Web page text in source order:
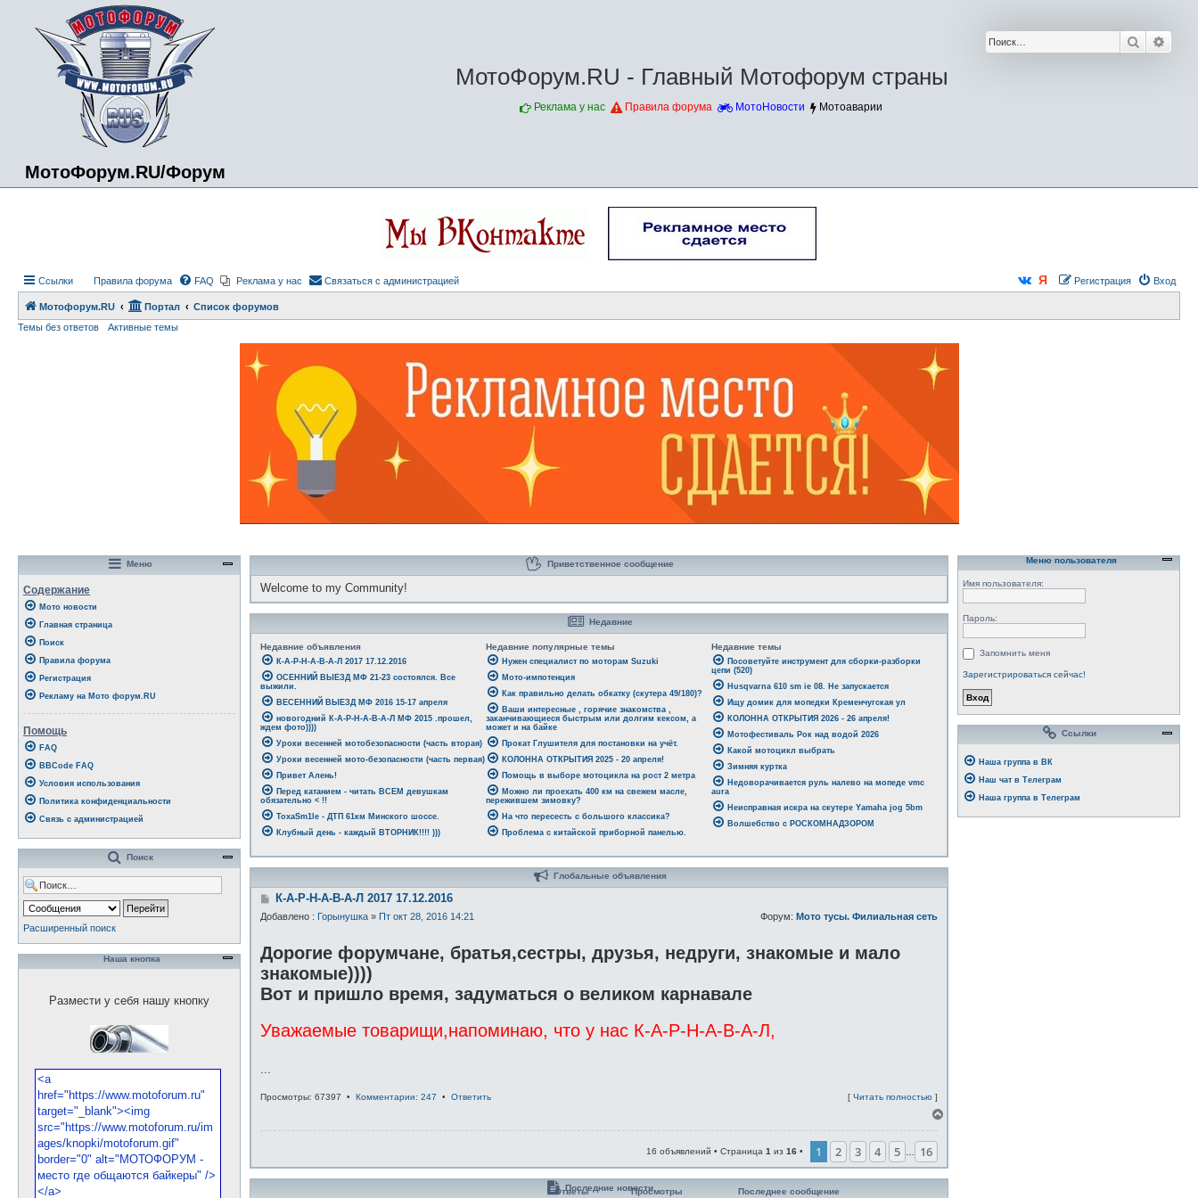
МотоФорум.RU/Форум
Поиск
МотоФорум.RU - Главный Мотофорум страны
Реклама у нас Правила форума МотоНовости Мотоаварии
Ссылки Правила форума FAQ Реклама у нас Связаться с администрацией Вход
Регистрация
Мотофорум.RU Портал
Список форумов
Темы без ответов
Активные темы
Приветственное сообщение
Welcome to my Community!
Недавние
Недавние объявления Недавние популярные темы Недавние темы
К-А-Р-Н-А-В-А-Л 2017 17.12.2016
ОСЕННИЙ ВЫЕЗД МФ 21-23 состоялся. Все
выжили.
ВЕСЕННИЙ ВЫЕЗД МФ 2016 15-17 апреля
новогодний К-А-Р-Н-А-В-А-Л МФ 2015 .прошел,
ждем фото))))
Уроки весенней мотобезопасности (часть вторая)
Уроки весенней мото-безопасности (часть первая)
Привет Алень!
Перед катанием - читать ВСЕМ девушкам
обязательно < !!
ToxaSm1le - ДТП 61км Минского шоссе.
Клубный день - каждый ВТОРНИК!!!! )))
Нужен специалист по моторам Suzuki
Мото-импотенция
Как правильно делать обкатку (скутера 49/180)?
Ваши интересные , горячие знакомства ,
заканчивающиеся быстрым или долгим кексом, а
может и на байке
Прокат Глушителя для постановки на учёт.
КОЛОННА ОТКРЫТИЯ 2025 - 20 апреля!
Помощь в выборе мотоцикла на рост 2 метра
Можно ли проехать 400 км на свежем масле,
пережившем зимовку?
На что пересесть с большого классика?
Проблема с китайской приборной панелью.
Посоветуйте инструмент для сборки-разборки
цепи (520)
Husqvarna 610 sm ie 08. Не запускается
Ищу домик для мопедки Кременчугская ул
КОЛОННА ОТКРЫТИЯ 2026 - 26 апреля!
Мотофестиваль Рок над водой 2026
Какой мотоцикл выбрать
Зимняя куртка
Недоворачивается руль налево на мопеде vmc
aura
Неисправная искра на скутере Yamaha jog 5bm
Волшебство с РОСКОМНАДЗОРОМ
Глобальные объявления
С
о
о
щ
е
н
е
К-А-Р-Н-А-В-А-Л 2017 17.12.2016
Добавлено : Горынушка » Пт окт 28, 2016 14:21 Форум: Мото тусы. Филиальная сеть
Дорогие форумчане, братья,сестры, друзья, недруги, знакомые и мало
знакомые))))
Вот и пришло время, задуматься о великом карнавале
Уважаемые товарищи,напоминаю, что у нас К-А-Р-Н-А-В-А-Л,
...
Просмотры: 67397 • Комментарии: 247 • Ответить [ Читать полностью ]
т
16 объявлений • Страница 1 из 16 • 1 2 3 4 5 16
Последние новости
Ответы Просмотры Последнее сообщение
Меню
Содержание
Мото новости
Главная страница
Поиск
Правила форума
Регистрация
Рекламу на Мото форум.RU
Помощь
FAQ
BBCode FAQ
Условия использования
Политика конфиденциальности
Связь с администрацией
Поиск
Расширенный поиск
Наша кнопка
Размести у себя нашу кнопку
Меню пользователя
Имя пользователя:
Пароль:
Запомнить меня
Зарегистрироваться сейчас!
Ссылки
Наша группа в ВК
Наш чат в Телеграм
Наша группа в Телеграм